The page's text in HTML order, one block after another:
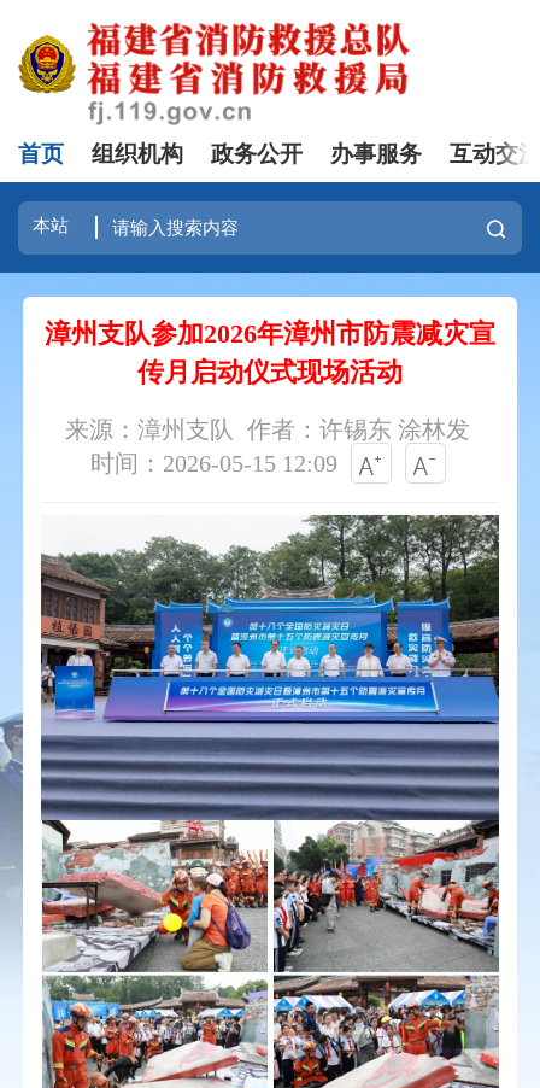
首页 组织机构 政务公开 办事服务 互动交
漳州支队参加2026年漳州市防震减灾宣
传月启动仪式现场活动
来源：漳州支队
作者：许锡东 涂林发
时间：2026-05-15 12:09